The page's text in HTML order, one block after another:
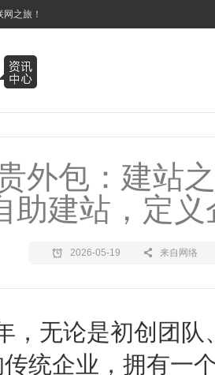
之旅！
外包：建站
助建站，定
2026-05-19 来自网络
，无论是初创团
统企业，拥有一